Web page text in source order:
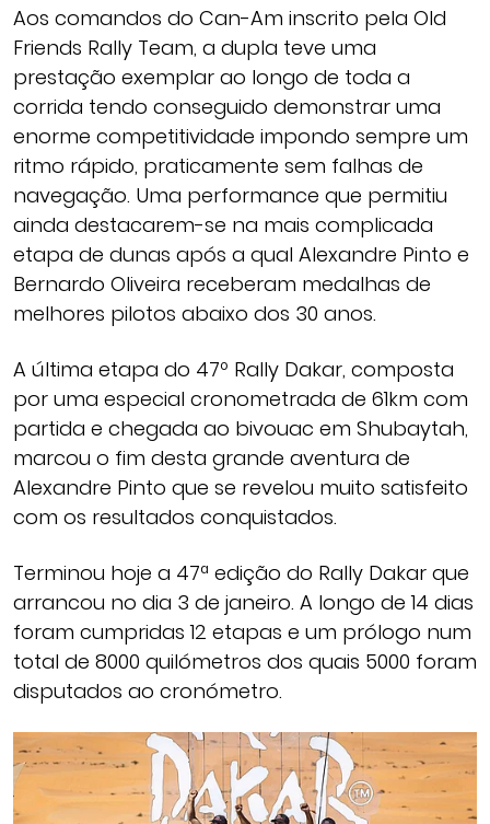
Aos comandos do Can-Am inscrito pela Old
Friends Rally Team, a dupla teve uma
prestação exemplar ao longo de toda a
corrida tendo conseguido demonstrar uma
enorme competitividade impondo sempre um
ritmo rápido, praticamente sem falhas de
navegação. Uma performance que permitiu
ainda destacarem-se na mais complicada
etapa de dunas após a qual Alexandre Pinto e
Bernardo Oliveira receberam medalhas de
melhores pilotos abaixo dos 30 anos.
A última etapa do 47º Rally Dakar, composta
por uma especial cronometrada de 61km com
partida e chegada ao bivouac em Shubaytah,
marcou o fim desta grande aventura de
Alexandre Pinto que se revelou muito satisfeito
com os resultados conquistados.
Terminou hoje a 47ª edição do Rally Dakar que
arrancou no dia 3 de janeiro. A longo de 14 dias
foram cumpridas 12 etapas e um prólogo num
total de 8000 quilómetros dos quais 5000 foram
disputados ao cronómetro.